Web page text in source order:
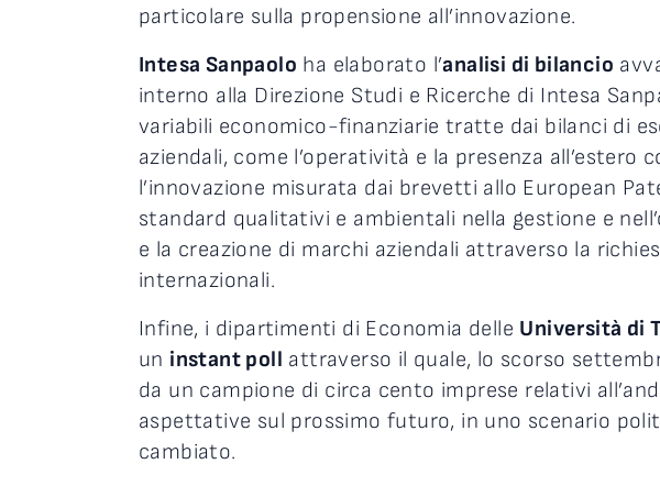
particolare sulla propensione all’innovazione.
Intesa Sanpaolo ha elaborato l’analisi di bilancio
interno alla Direzione Studi e Ricerche di Intesa
variabili economico-finanziarie tratte dai bilanci di
aziendali, come l’operatività e la presenza
l’innovazione misurata dai brevetti allo European
standard qualitativi e ambientali nella gestione e
e la creazione di marchi aziendali attraverso la
internazionali.
Infine, i dipartimenti di Economia delle Università di
un instant poll attraverso il quale, lo scorso
da un campione di circa cento imprese relativi
aspettative sul prossimo futuro, in uno scenario
cambiato.